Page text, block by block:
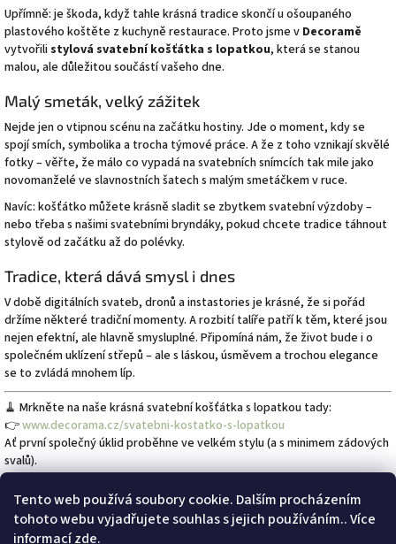
Tento web používá soubory cookie. Dalším procházením
tohoto webu vyjadřujete souhlas s jejich používáním.. Více
informacízde.
Upřímně: je škoda, když tahle krásná tradice skončí u ošoupaného
plastového koštěte z kuchyně restaurace. Proto jsme v Decoramě
vytvořilistylová svatební košťátka s lopatkou, která se stanou
malou, ale důležitou součástí vašeho dne.
Malý smeták, velký zážitek
Nejde jen o vtipnou scénu na začátku hostiny. Jde o moment, kdy se
spojí smích, symbolika a trocha týmové práce. A že z toho vznikají skvělé
fotky – věřte, že málo co vypadá na svatebních snímcích tak mile jako
novomanželé ve slavnostních šatech s malým smetáčkem v ruce.
Navíc: košťátko můžete krásně sladit se zbytkem svatební výzdoby –
nebo třeba s našimi svatebními bryndáky, pokud chcete tradice táhnout
stylově od začátku až do polévky.
Tradice, která dává smysl i dnes
V době digitálních svateb, dronů a instastories je krásné, že si pořád
držíme některé tradiční momenty. A rozbití talíře patří k těm, které jsou
nejen efektní, ale hlavně smysluplné. Připomíná nám, že život bude i o
společném uklízení střepů – ale s láskou, úsměvem a trochou elegance
se to zvládá mnohem líp.
🧹 Mrkněte na naše krásná svatební košťátka s lopatkou tady:
👉www.decorama.cz/svatebni-kostatko-s-lopatkou
Ať první společný úklid proběhne ve velkém stylu (a s minimem zádových
svalů).
Předchozí článek